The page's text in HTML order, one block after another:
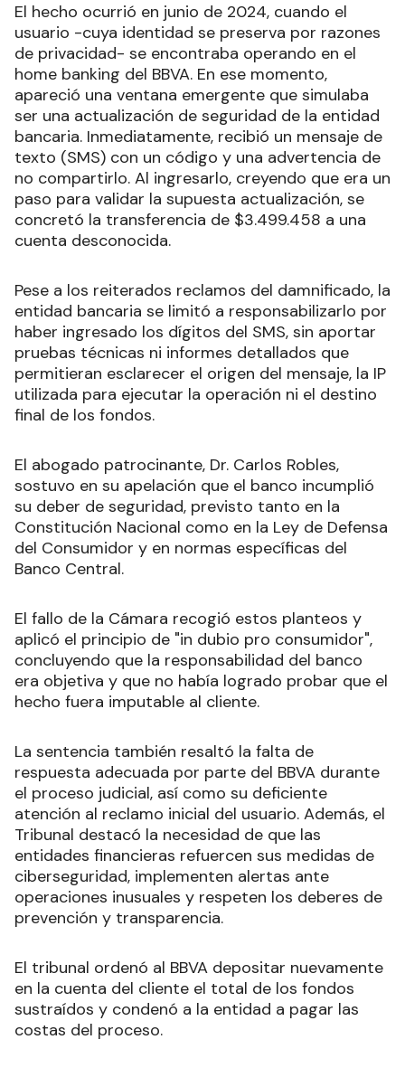
El hecho ocurrió en junio de 2024, cuando el
usuario -cuya identidad se preserva por razones
de privacidad- se encontraba operando en el
home banking del BBVA. En ese momento,
apareció una ventana emergente que simulaba
ser una actualización de seguridad de la entidad
bancaria. Inmediatamente, recibió un mensaje de
texto (SMS) con un código y una advertencia de
no compartirlo. Al ingresarlo, creyendo que era un
paso para validar la supuesta actualización, se
concretó la transferencia de $3.499.458 a una
cuenta desconocida.
Pese a los reiterados reclamos del damnificado, la
entidad bancaria se limitó a responsabilizarlo por
haber ingresado los dígitos del SMS, sin aportar
pruebas técnicas ni informes detallados que
permitieran esclarecer el origen del mensaje, la IP
utilizada para ejecutar la operación ni el destino
final de los fondos.
El abogado patrocinante, Dr. Carlos Robles,
sostuvo en su apelación que el banco incumplió
su deber de seguridad, previsto tanto en la
Constitución Nacional como en la Ley de Defensa
del Consumidor y en normas específicas del
Banco Central.
El fallo de la Cámara recogió estos planteos y
aplicó el principio de "in dubio pro consumidor",
concluyendo que la responsabilidad del banco
era objetiva y que no había logrado probar que el
hecho fuera imputable al cliente.
La sentencia también resaltó la falta de
respuesta adecuada por parte del BBVA durante
el proceso judicial, así como su deficiente
atención al reclamo inicial del usuario. Además, el
Tribunal destacó la necesidad de que las
entidades financieras refuercen sus medidas de
ciberseguridad, implementen alertas ante
operaciones inusuales y respeten los deberes de
prevención y transparencia.
El tribunal ordenó al BBVA depositar nuevamente
en la cuenta del cliente el total de los fondos
sustraídos y condenó a la entidad a pagar las
costas del proceso.